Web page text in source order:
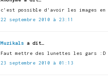
c'est possible d'avoir les images
22 septembre 2010 à 23:11
Muzikals a dit…
Faut mettre des lunettes les gars :D
23 septembre 2010 à 01:13